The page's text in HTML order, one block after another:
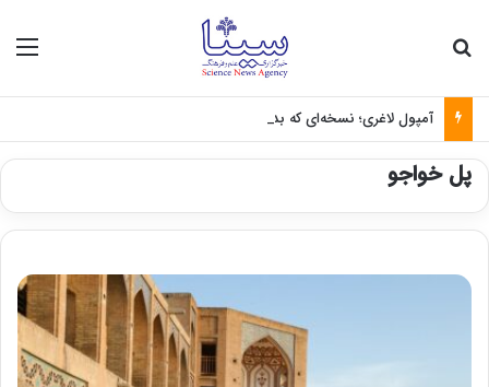
آمپول لاغری؛ نسخه‌ای که بدون تغذیه خطرناک می‌شود
پل خواجو